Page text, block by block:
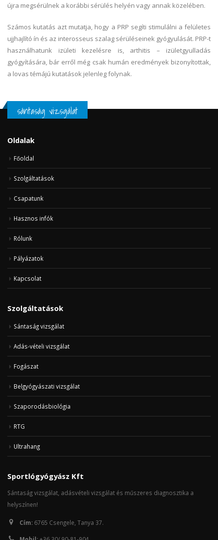
újra megsérülnek a korábbi sérülés helyén vagy annak közelében.
Számos kutatás azt mutatja, hogy a PRP segíti stimulálni a felületes
ujjhajlító ín és az interosseus szalag sérüléseinek gyógyulását. PRP-t
használhatunk izületi kezelésre is, arthitis – izületgyulladás
gyógyítására, bár erről még csak humán eredmények bizonyítottak,
a lovas témájú kutatások jelenleg folynak.
sántaság vizsgálat
Oldalak
Főoldal
Szolgáltatások
Csapatunk
Hasznos infók
Rólunk
Pályázatok
Kapcsolat
Szolgáltatások
Sántaság vizsgálat
Adás-vételi vizsgálat
Fogászat
Belgyógyászati vizsgálat
Szaporodásbiológia
RTG
Ultrahang
Sportlógyógyász Kft
Sántaság vizsgálat, adásvételi vizsgálat és műszeres diagnosztika a
helyszínen!
Cím: 6765 Csengele, Tanya 37.